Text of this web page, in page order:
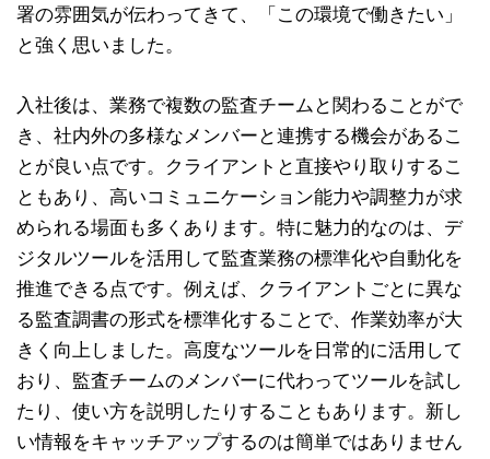
署の雰囲気が伝わってきて、「この環境で働きたい」
と強く思いました。
入社後は、業務で複数の監査チームと関わることがで
き、社内外の多様なメンバーと連携する機会があるこ
とが良い点です。クライアントと直接やり取りするこ
ともあり、高いコミュニケーション能力や調整力が求
められる場面も多くあります。特に魅力的なのは、デ
ジタルツールを活用して監査業務の標準化や自動化を
推進できる点です。例えば、クライアントごとに異な
る監査調書の形式を標準化することで、作業効率が大
きく向上しました。高度なツールを日常的に活用して
おり、監査チームのメンバーに代わってツールを試し
たり、使い方を説明したりすることもあります。新し
い情報をキャッチアップするのは簡単ではありません